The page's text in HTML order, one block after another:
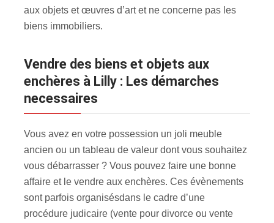
aux objets et œuvres d’art et ne concerne pas les
biens immobiliers.
Vendre des biens et objets aux
enchères à Lilly : Les démarches
necessaires
Vous avez en votre possession un joli meuble
ancien ou un tableau de valeur dont vous souhaitez
vous débarrasser ? Vous pouvez faire une bonne
affaire et le vendre aux enchères. Ces évènements
sont parfois organisésdans le cadre d’une
procédure judicaire (vente pour divorce ou vente